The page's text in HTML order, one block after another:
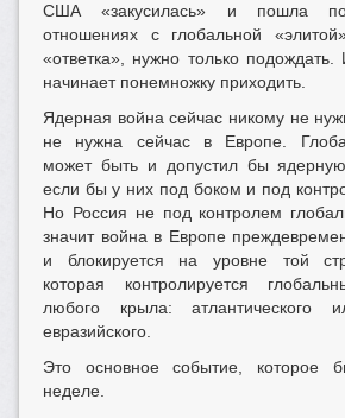
США «закусилась» и пошла
отношениях с глобальной
«ответка», нужно только подождать.
начинает понемножку приходить.
Ядерная война сейчас никому не
не нужна сейчас в Европе.
может быть и допустил бы
если бы у них под боком и под
Но Россия не под контролем
значит война в Европе
и блокируется на уровне той
которая контролируется
любого крыла: атлантического
евразийского.
Это основное событие, которое
неделе.